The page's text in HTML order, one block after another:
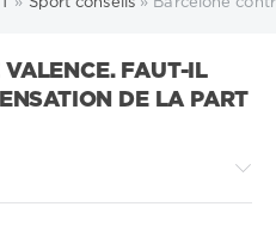
» Sport conseils » Barcelone
VALENCE. FAUT-IL
DE LA PART